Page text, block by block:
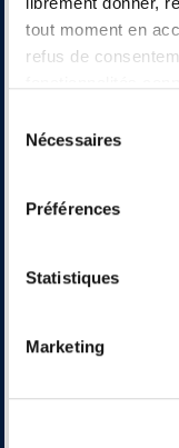
tout moment en
refus de
Refuser tout » pour
Nécessaires
Préférences
Statistiques
Marketing